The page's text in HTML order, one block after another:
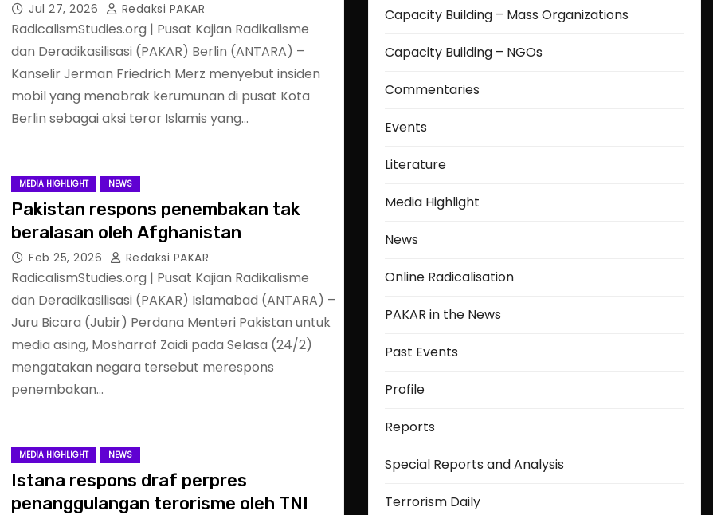
Jul 27, 2026 Redaksi PAKAR
RadicalismStudies.org | Pusat Kajian Radikalisme
dan Deradikasilisasi (PAKAR) Berlin (ANTARA) –
Kanselir Jerman Friedrich Merz menyebut insiden
mobil yang menabrak kerumunan di pusat Kota
Berlin sebagai aksi teror Islamis yang…
MEDIA HIGHLIGHT NEWS
Pakistan respons penembakan tak
beralasan oleh Afghanistan
Feb 25, 2026 Redaksi PAKAR
RadicalismStudies.org | Pusat Kajian Radikalisme
dan Deradikasilisasi (PAKAR) Islamabad (ANTARA) –
Juru Bicara (Jubir) Perdana Menteri Pakistan untuk
media asing, Mosharraf Zaidi pada Selasa (24/2)
mengatakan negara tersebut merespons
penembakan…
MEDIA HIGHLIGHT NEWS
Istana respons draf perpres
penanggulangan terorisme oleh TNI
Capacity Building – Mass Organizations
Capacity Building – NGOs
Commentaries
Events
Literature
Media Highlight
News
Online Radicalisation
PAKAR in the News
Past Events
Profile
Reports
Special Reports and Analysis
Terrorism Daily